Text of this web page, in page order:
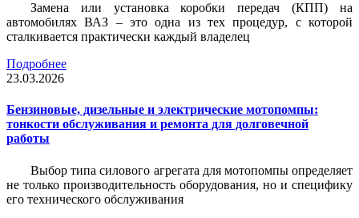
Замена или установка коробки передач (КПП) на
автомобилях ВАЗ – это одна из тех процедур, с которой
сталкивается практически каждый владелец
Подробнее
23.03.2026
Бензиновые, дизельные и электрические мотопомпы:
тонкости обслуживания и ремонта для долговечной
работы
Выбор типа силового агрегата для мотопомпы определяет
не только производительность оборудования, но и специфику
его технического обслуживания